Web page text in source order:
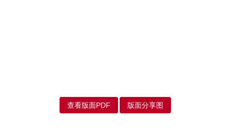
查看版面PDF 版面分享图